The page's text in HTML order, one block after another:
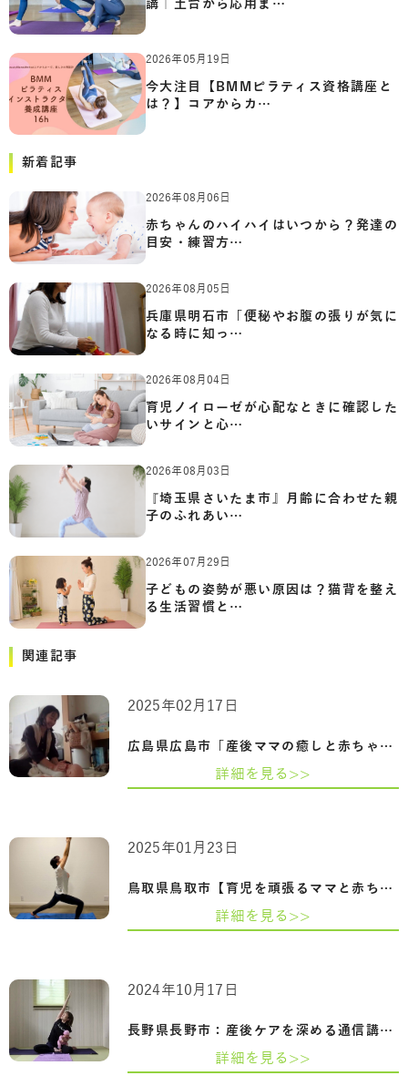
講｜土台から応用ま…
2026年05月19日
今大注目【BMMピラティス資格講座と
は？】コアからカ…
新着記事
2026年08月06日
赤ちゃんのハイハイはいつから？発達の
目安・練習方…
2026年08月05日
兵庫県明石市「便秘やお腹の張りが気に
なる時に知っ…
2026年08月04日
育児ノイローゼが心配なときに確認した
いサインと心…
2026年08月03日
『埼玉県さいたま市』月齢に合わせた親
子のふれあい…
2026年07月29日
子どもの姿勢が悪い原因は？猫背を整え
る生活習慣と…
関連記事
広島県広島市「産後ママの癒しと赤ちゃん…
2025年02月17日
詳細を見る>>
鳥取県鳥取市【育児を頑張るママと赤ちゃ…
2025年01月23日
詳細を見る>>
長野県長野市：産後ケアを深める通信講座…
2024年10月17日
詳細を見る>>